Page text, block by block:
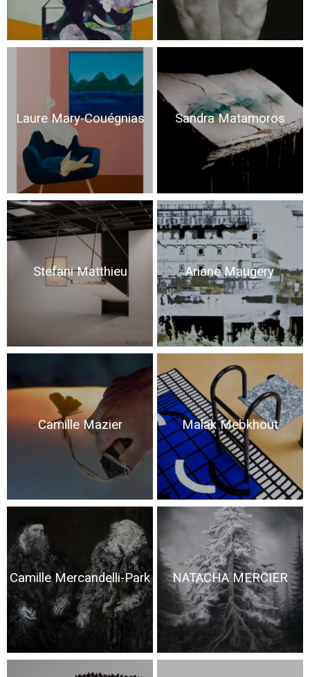
Laure Mary-Couégnias Sandra Matamoros
Stefani Matthieu Ariane Maugery
Camille Mazier Malak Mebkhout
Camille Mercandelli-Park NATACHA MERCIER